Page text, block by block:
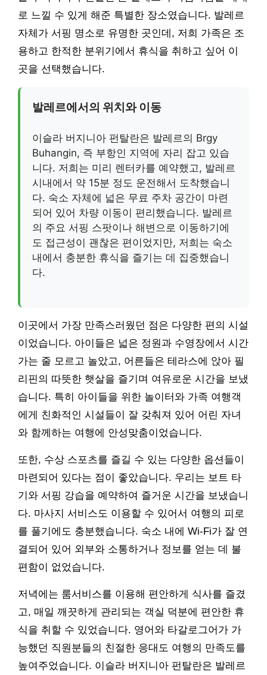
로 느낄 수 있게 해준 특별한 장소였습니다. 발레르
자체가 서핑 명소로 유명한 곳인데, 저희 가족은 조
용하고 한적한 분위기에서 휴식을 취하고 싶어 이
곳을 선택했습니다.
발레르에서의 위치와 이동
이슬라 버지니아 펀탈란은 발레르의 Brgy
Buhangin, 즉 부항인 지역에 자리 잡고 있습
니다. 저희는 미리 렌터카를 예약했고, 발레르
시내에서 약 15분 정도 운전해서 도착했습니
다. 숙소 자체에 넓은 무료 주차 공간이 마련
되어 있어 차량 이동이 편리했습니다. 발레르
의 주요 서핑 스팟이나 해변으로 이동하기에
도 접근성이 괜찮은 편이었지만, 저희는 숙소
내에서 충분한 휴식을 즐기는 데 집중했습니
다.
이곳에서 가장 만족스러웠던 점은 다양한 편의 시설
이었습니다. 아이들은 넓은 정원과 수영장에서 시간
가는 줄 모르고 놀았고, 어른들은 테라스에 앉아 필
리핀의 따뜻한 햇살을 즐기며 여유로운 시간을 보냈
습니다. 특히 아이들을 위한 놀이터와 가족 여행객
에게 친화적인 시설들이 잘 갖춰져 있어 어린 자녀
와 함께하는 여행에 안성맞춤이었습니다.
또한, 수상 스포츠를 즐길 수 있는 다양한 옵션들이
마련되어 있다는 점이 좋았습니다. 우리는 보트 타
기와 서핑 강습을 예약하여 즐거운 시간을 보냈습니
다. 마사지 서비스도 이용할 수 있어서 여행의 피로
를 풀기에도 충분했습니다. 숙소 내에 Wi-Fi가 잘 연
결되어 있어 외부와 소통하거나 정보를 얻는 데 불
편함이 없었습니다.
저녁에는 룸서비스를 이용해 편안하게 식사를 즐겼
고, 매일 깨끗하게 관리되는 객실 덕분에 편안한 휴
식을 취할 수 있었습니다. 영어와 타갈로그어가 가
능했던 직원분들의 친절한 응대도 여행의 만족도를
높여주었습니다. 이슬라 버지니아 펀탈란은 발레르